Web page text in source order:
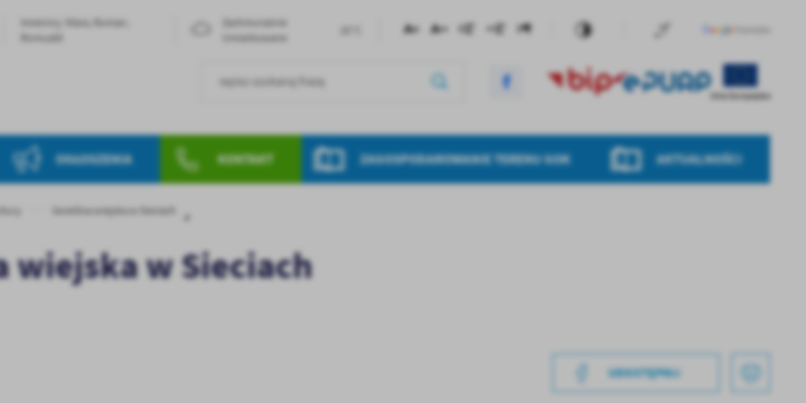
OGŁOSZENIA KONTAKT ZAGOSPODAROWANIE TERENU GOK AKTUALNOŚCI
świetlica wiejska w Sieciach
wiejska w Sieciach
UDOSTĘPNIJ